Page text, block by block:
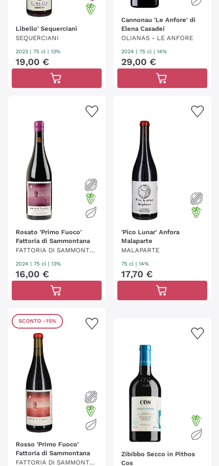
Libello' Sequerciani
SEQUERCIANI
2023 75 cl | 13%
19,00 €
Cannonau 'Le Anfore' di
Elena Casadei
OLIANAS - LE ANFORE
2024 75 cl | 14%
29,00 €
Rosato 'Primo Fuoco'
Fattoria di Sammontana
FATTORIA DI SAMMONTA
NA
2024 75 cl | 13%
16,00 €
'Pico Lunar' Anfora
Malaparte
MALAPARTE
75 cl | 14%
17,70 €
SCONTO -15%
Rosso 'Primo Fuoco'
Fattoria di Sammontana
FATTORIA DI SAMMONTA
Zibibbo Secco in Pithos
Cos